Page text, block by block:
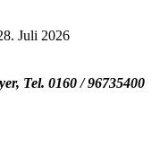
Juli 2026
Tel. 0160 / 96735400